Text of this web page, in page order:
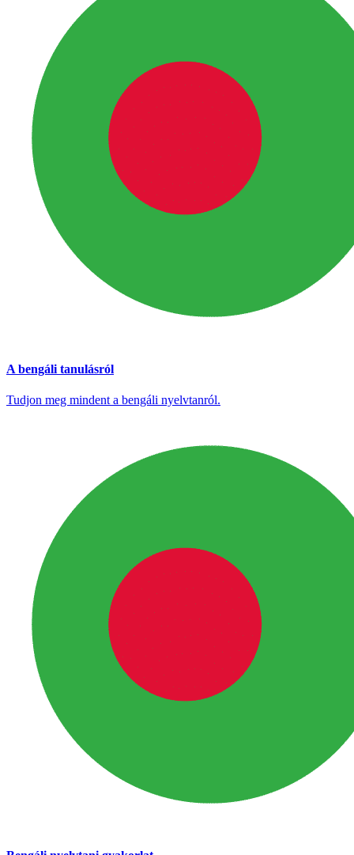
A bengáli tanulásról
Tudjon meg mindent a bengáli nyelvtanról.